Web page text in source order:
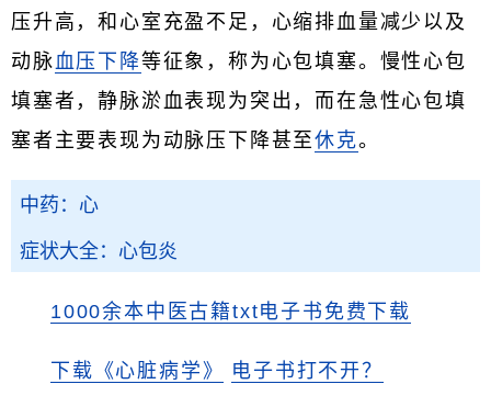
压升高，和心室充盈不足，心缩排血量减少以及
动脉血压下降等征象，称为心包填塞。慢性心包
填塞者，静脉淤血表现为突出，而在急性心包填
塞者主要表现为动脉压下降甚至休克。
中药：心
症状大全：心包炎
1000余本中医古籍txt电子书免费下载
下载《心脏病学》 电子书打不开？